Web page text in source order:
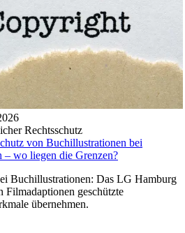
Rechtsschutz
von Buchillustrationen bei
– wo liegen die Grenzen?
Buchillustrationen: Das LG Hamburg
Filmadaptionen geschützte
übernehmen.